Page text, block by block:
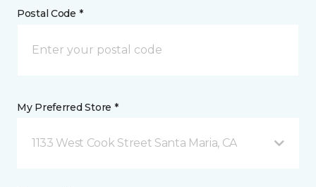
Postal Code *
My Preferred Store *
1133 West Cook Street Santa Maria, CA